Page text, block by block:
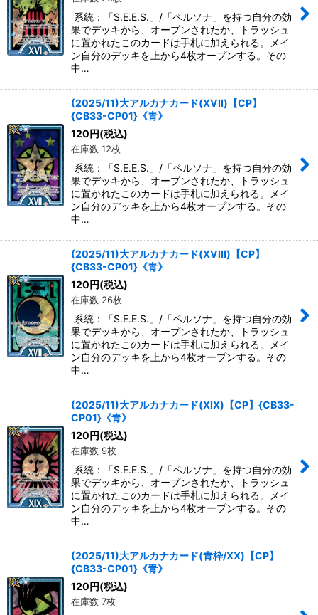
系統：「S.E.E.S.」/「ペルソナ」を持つ自分の効
果でデッキから、オープンされたか、トラッシュ
に置かれたこのカードは手札に加えられる。メイ
ン自分のデッキを上から4枚オープンする。その
中…
(2025/11)大アルカナカード(XVII)【CP】
{CB33-CP01}《青》
120 円(税込)
在庫数 12枚
系統：「S.E.E.S.」/「ペルソナ」を持つ自分の効
果でデッキから、オープンされたか、トラッシュ
に置かれたこのカードは手札に加えられる。メイ
ン自分のデッキを上から4枚オープンする。その
中…
(2025/11)大アルカナカード(XVIII)【CP】
{CB33-CP01}《青》
120 円(税込)
在庫数 26枚
系統：「S.E.E.S.」/「ペルソナ」を持つ自分の効
果でデッキから、オープンされたか、トラッシュ
に置かれたこのカードは手札に加えられる。メイ
ン自分のデッキを上から4枚オープンする。その
中…
(2025/11)大アルカナカード(XIX)【CP】{CB33-
CP01}《青》
120 円(税込)
在庫数 9枚
系統：「S.E.E.S.」/「ペルソナ」を持つ自分の効
果でデッキから、オープンされたか、トラッシュ
に置かれたこのカードは手札に加えられる。メイ
ン自分のデッキを上から4枚オープンする。その
中…
(2025/11)大アルカナカード(青枠/XX)【CP】
{CB33-CP01}《青》
120 円(税込)
在庫数 7枚